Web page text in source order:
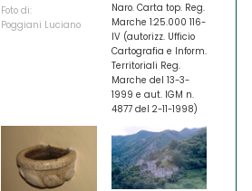
Foto di:
Poggiani Luciano
Naro. Carta top. Reg.
Marche 1:25.000 116-
IV (autorizz. Ufficio
Cartografia e Inform.
Territoriali Reg.
Marche del 13-3-
1999 e aut. IGM n.
4877 del 2-11-1998)